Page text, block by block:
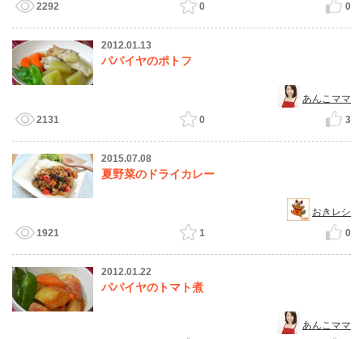
2292
0 0
2012.01.13
パパイヤのポトフ
あんこママ
2131
0 3
2015.07.08
夏野菜のドライカレー
おきレシ
1921
1 0
2012.01.22
パパイヤのトマト煮
あんこママ